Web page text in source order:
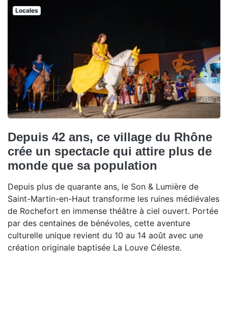
Locales
Depuis 42 ans, ce village du Rhône
crée un spectacle qui attire plus de
monde que sa population
Depuis plus de quarante ans, le Son & Lumière de
Saint-Martin-en-Haut transforme les ruines médiévales
de Rochefort en immense théâtre à ciel ouvert. Portée
par des centaines de bénévoles, cette aventure
culturelle unique revient du 10 au 14 août avec une
création originale baptisée La Louve Céleste.